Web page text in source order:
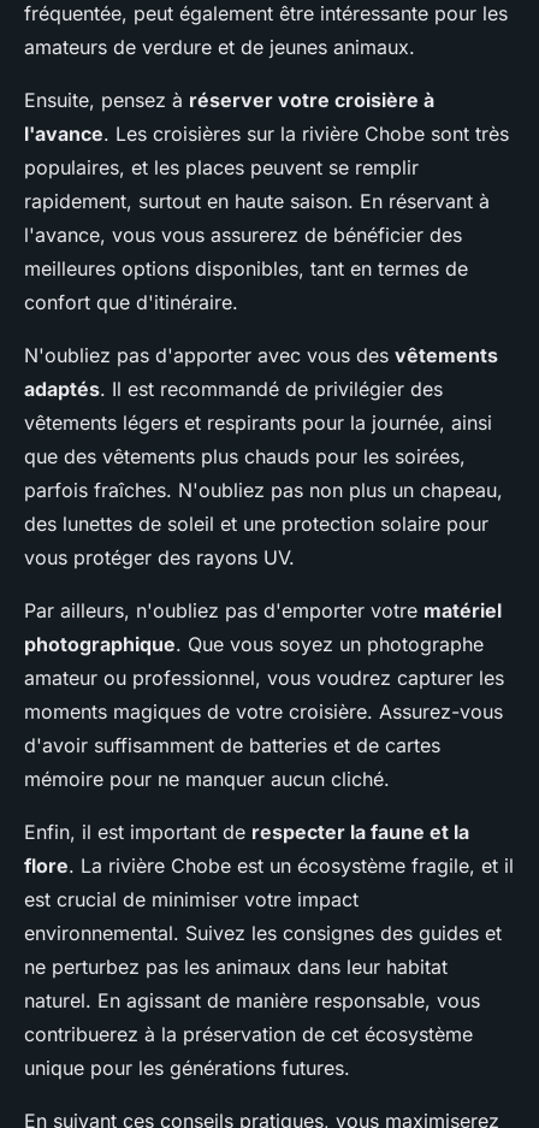
fréquentée, peut également être intéressante pour les
amateurs de verdure et de jeunes animaux.
Ensuite, pensez à réserver votre croisière à
l'avance. Les croisières sur la rivière Chobe sont très
populaires, et les places peuvent se remplir
rapidement, surtout en haute saison. En réservant à
l'avance, vous vous assurerez de bénéficier des
meilleures options disponibles, tant en termes de
confort que d'itinéraire.
N'oubliez pas d'apporter avec vous des vêtements
adaptés. Il est recommandé de privilégier des
vêtements légers et respirants pour la journée, ainsi
que des vêtements plus chauds pour les soirées,
parfois fraîches. N'oubliez pas non plus un chapeau,
des lunettes de soleil et une protection solaire pour
vous protéger des rayons UV.
Par ailleurs, n'oubliez pas d'emporter votre matériel
photographique. Que vous soyez un photographe
amateur ou professionnel, vous voudrez capturer les
moments magiques de votre croisière. Assurez-vous
d'avoir suffisamment de batteries et de cartes
mémoire pour ne manquer aucun cliché.
Enfin, il est important de respecter la faune et la
flore. La rivière Chobe est un écosystème fragile, et il
est crucial de minimiser votre impact
environnemental. Suivez les consignes des guides et
ne perturbez pas les animaux dans leur habitat
naturel. En agissant de manière responsable, vous
contribuerez à la préservation de cet écosystème
unique pour les générations futures.
En suivant ces conseils pratiques, vous maximiserez